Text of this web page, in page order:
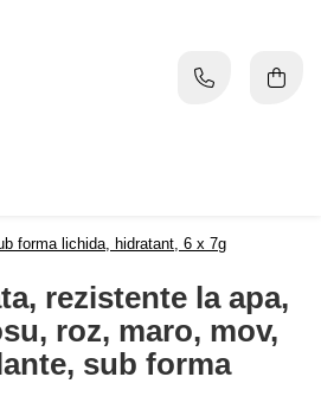
forma lichida, hidratant, 6 x 7g
rezistente la apa,
roz, maro, mov,
sub forma